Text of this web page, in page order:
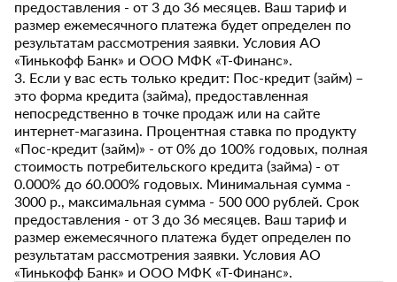
предоставления - от 3 до 36 месяцев. Ваш тариф и
размер ежемесячного платежа будет определен по
результатам рассмотрения заявки. Условия АО
«Тинькофф Банк» и ООО МФК «Т-Финанс».
3. Если у вас есть только кредит: Пос-кредит (займ) –
это форма кредита (займа), предоставленная
непосредственно в точке продаж или на сайте
интернет-магазина. Процентная ставка по продукту
«Пос-кредит (займ)» - от 0% до 100% годовых, полная
стоимость потребительского кредита (займа) - от
0.000% до 60.000% годовых. Минимальная сумма -
3000 р., максимальная сумма - 500 000 рублей. Срок
предоставления - от 3 до 36 месяцев. Ваш тариф и
размер ежемесячного платежа будет определен по
результатам рассмотрения заявки. Условия АО
«Тинькофф Банк» и ООО МФК «Т-Финанс».